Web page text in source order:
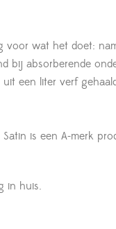
voor wat het doet:
bij absorberende
een liter verf
is een A-merk
in huis.